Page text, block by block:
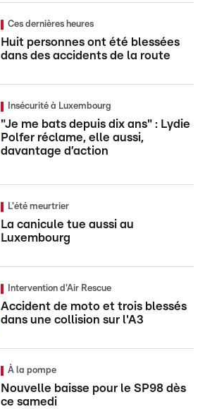
Ces dernières heures
Huit personnes ont été blessées
dans des accidents de la route
Insécurité à Luxembourg
"Je me bats depuis dix ans" : Lydie
Polfer réclame, elle aussi,
davantage d’action
L'été meurtrier
La canicule tue aussi au
Luxembourg
Intervention d'Air Rescue
Accident de moto et trois blessés
dans une collision sur l'A3
À la pompe
Nouvelle baisse pour le SP98 dès
ce samedi